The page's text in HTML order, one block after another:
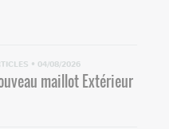
• 04/08/2026
maillot Extérieur